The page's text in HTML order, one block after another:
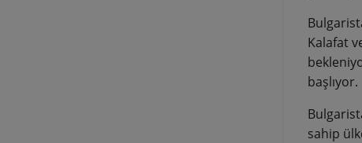
Kalafat
başlıyor.
sahip